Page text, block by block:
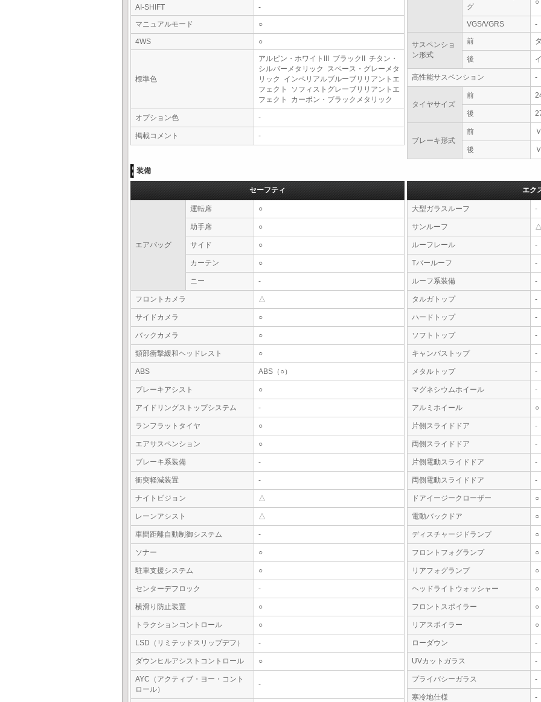
AI-SHIFT
-
マニュアルモード
○
4WS ○
標準色
アルピン・ホワイトIII ブラックII チタン・
シルバーメタリック スペース・グレーメタ
リック インペリアルブルーブリリアントエ
フェクト ソフィストグレーブリリアントエ
フェクト カーボン・ブラックメタリック
オプション色 -
掲載コメント -
グ
○
VGS/VGRS -
サスペンショ
ン形式
前
後
高性能サスペンション -
タイヤサイズ
前
後
ブレーキ形式
前
後
装備
セーフティ
エアバッグ
運転席 ○
助手席 ○
サイド ○
カーテン ○
ニー -
フロントカメラ △
サイドカメラ ○
バックカメラ ○
頸部衝撃緩和ヘッドレスト ○
ABS ABS（○）
ブレーキアシスト ○
アイドリングストップシステム -
ランフラットタイヤ ○
エアサスペンション ○
ブレーキ系装備 -
衝突軽減装置 -
ナイトビジョン △
レーンアシスト △
車間距離自動制御システム -
ソナー ○
駐車支援システム ○
センターデフロック -
横滑り防止装置 ○
トラクションコントロール ○
LSD（リミテッドスリップデフ） -
ダウンヒルアシストコントロール ○
AYC（アクティブ・ヨー・コント
ロール）
-
エク
大型ガラスルーフ -
サンルーフ △
ルーフレール -
Tバールーフ -
ルーフ系装備 -
タルガトップ -
ハードトップ -
ソフトトップ -
キャンバストップ -
メタルトップ -
マグネシウムホイール -
アルミホイール ○
片側スライドドア -
両側スライドドア -
片側電動スライドドア -
両側電動スライドドア -
ドアイージークローザー ○
電動バックドア ○
ディスチャージドランプ ○
フロントフォグランプ ○
リアフォグランプ ○
ヘッドライトウォッシャー ○
フロントスポイラー ○
リアスポイラー ○
ローダウン -
UVカットガラス -
プライバシーガラス -
寒冷地仕様 -